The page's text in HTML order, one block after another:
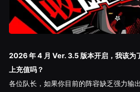
2026 年 4 月 Ver. 3.5 版本开启，我该为
上充值吗？
各位队长，如果你目前的阵容缺乏强力输